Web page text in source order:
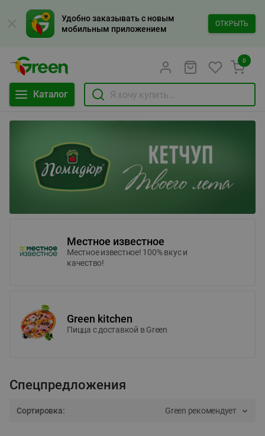
Удобно заказывать с новым
мобильным приложением
ОТКРЫТЬ
Каталог
0
Местное известное
Местное известное! 100% вкус и
качество!
Green kitchen
Пицца c доставкой в Green
Спецпредложения
Сортировка: Green рекомендует